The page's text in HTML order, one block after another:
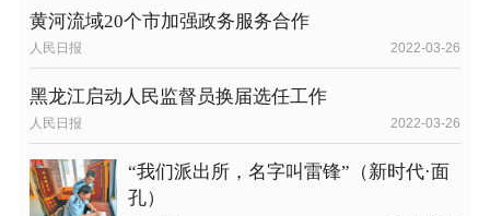
黄河流域20个市加强政务服务合作
人民日报 2022-03-26
黑龙江启动人民监督员换届选任工作
人民日报 2022-03-26
“我们派出所，名字叫雷锋”（新时代·面
孔）